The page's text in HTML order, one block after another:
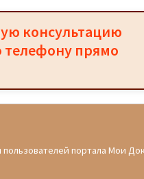
консультацию
телефону прямо
портала Мои